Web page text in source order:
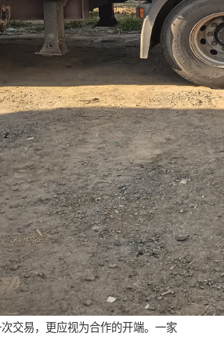
交易，更应视为合作的开端。一家